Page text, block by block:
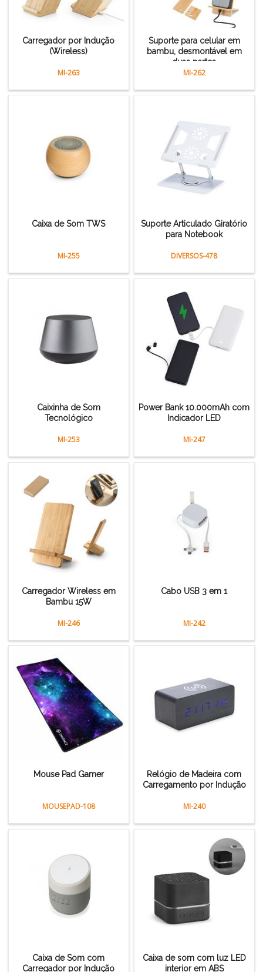
Carregador por Indução
(Wireless)
MI-263
Suporte para celular em
bambu, desmontável em
duas partes
MI-262
Caixa de Som TWS
MI-255
Suporte Articulado Giratório
para Notebook
DIVERSOS-478
Caixinha de Som
Tecnológico
MI-253
Power Bank 10.000mAh com
Indicador LED
MI-247
Carregador Wireless em
Bambu 15W
MI-246
Cabo USB 3 em 1
MI-242
Mouse Pad Gamer
MOUSEPAD-108
Relógio de Madeira com
Carregamento por Indução
MI-240
Caixa de Som com
Carregador por Indução
Caixa de som com luz LED
interior em ABS